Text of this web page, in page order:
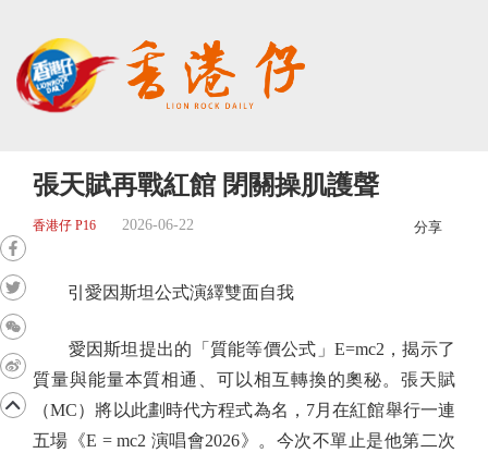
張天賦再戰紅館 閉關操肌護聲
香港仔 P16 2026-06-22 分享
引愛因斯坦公式演繹雙面自我
愛因斯坦提出的「質能等價公式」E=mc2，揭示了
質量與能量本質相通、可以相互轉換的奧秘。張天賦
（MC）將以此劃時代方程式為名，7月在紅館舉行一連
五場《E = mc2 演唱會2026》。今次不單止是他第二次